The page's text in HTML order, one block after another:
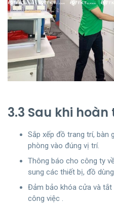
3.3 Sau khi
Sắp xếp đồ trang trí, bàn
phòng vào đúng vị trí.
Thông báo cho công ty
sung các thiết bị, đồ
Đảm bảo khóa cửa và
công việc .